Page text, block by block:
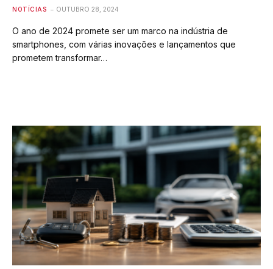
NOTÍCIAS OUTUBRO 28, 2024
O ano de 2024 promete ser um marco na indústria de
smartphones, com várias inovações e lançamentos que
prometem transformar…